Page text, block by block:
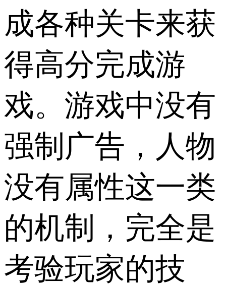
成各种关卡来获
得高分完成游
戏。游戏中没有
强制广告，人物
没有属性这一类
的机制，完全是
考验玩家的技